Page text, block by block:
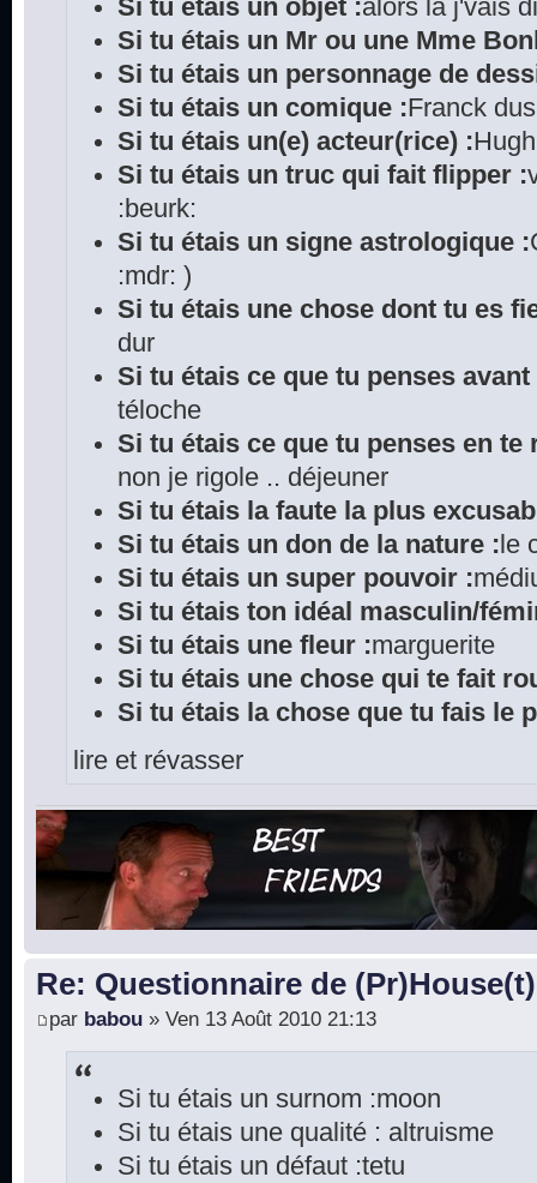
Si tu étais un objet :alors là j'vais
Si tu étais un Mr ou une Mme
Si tu étais un personnage de
Si tu étais un comique :Franck
Si tu étais un(e) acteur(rice) :
Si tu étais un truc qui fait flipper :
:beurk:
Si tu étais un signe astrologique :
:mdr: )
Si tu étais une chose dont tu es
dur
Si tu étais ce que tu penses
téloche
Si tu étais ce que tu penses en te
non je rigole .. déjeuner
Si tu étais la faute la plus
Si tu étais un don de la nature : le
Si tu étais un super pouvoir :
Si tu étais ton idéal masculin/
Si tu étais une fleur :marguerite
Si tu étais une chose qui te fait
Si tu étais la chose que tu fais le
lire et révasser
Re: Questionnaire de (Pr)House(t)
par babou » Ven 13 Août 2010 21:13
Si tu étais un surnom :moon
Si tu étais une qualité : altruisme
Si tu étais un défaut :tetu